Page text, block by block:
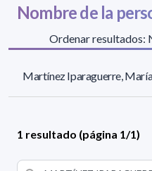
Nombre de la
Ordenar resultados:
Martínez Iparaguerre,
1 resultado (página 1/1)